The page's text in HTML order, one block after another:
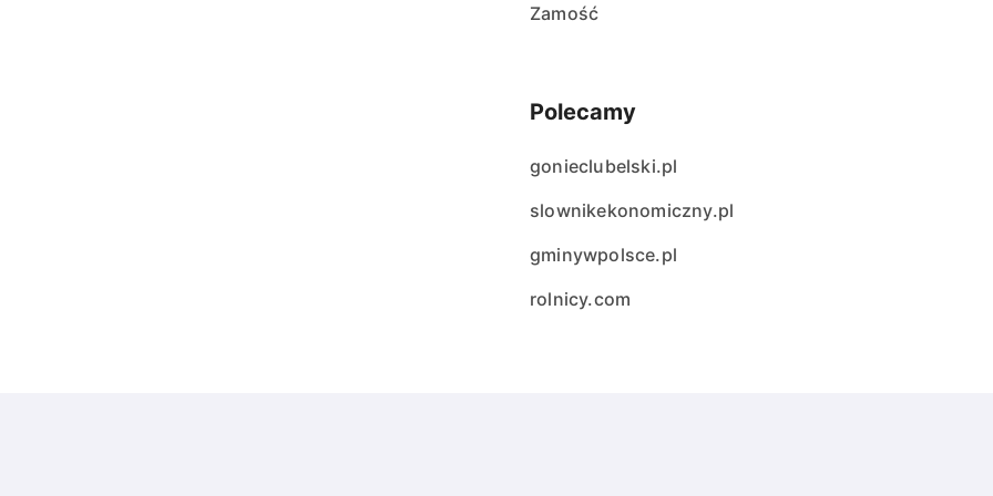
Zamość
Polecamy
gonieclubelski.pl
slownikekonomiczny.pl
gminywpolsce.pl
rolnicy.com